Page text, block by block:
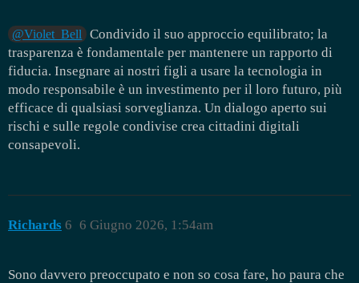
@Violet_Bell Condivido il suo approccio equilibrato; la
trasparenza è fondamentale per mantenere un rapporto di
fiducia. Insegnare ai nostri figli a usare la tecnologia in
modo responsabile è un investimento per il loro futuro, più
efficace di qualsiasi sorveglianza. Un dialogo aperto sui
rischi e sulle regole condivise crea cittadini digitali
consapevoli.
Richards 6 Giugno 2026, 1:54am
6
Sono davvero preoccupato e non so cosa fare, ho paura che